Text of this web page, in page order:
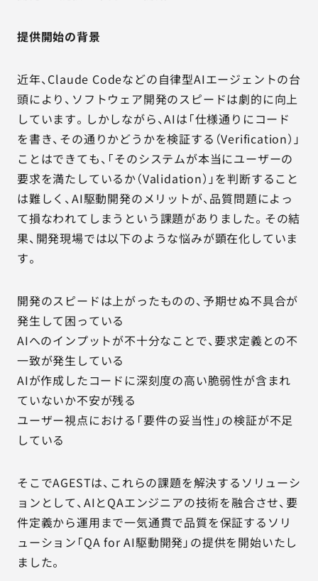
提供開始の背景
近年、Claude Codeなどの自律型AIエージェントの台
頭により、ソフトウェア開発のスピードは劇的に向上
しています。しかしながら、AIは「仕様通りにコード
を書き、その通りかどうかを検証する（Verification）」
ことはできても、「そのシステムが本当にユーザーの
要求を満たしているか（Validation）」を判断すること
は難しく、AI駆動開発のメリットが、品質問題によっ
て損なわれてしまうという課題がありました。その結
果、開発現場では以下のような悩みが顕在化していま
す。
開発のスピードは上がったものの、予期せぬ不具合が
発生して困っている
AIへのインプットが不十分なことで、要求定義との不
一致が発生している
AIが作成したコードに深刻度の高い脆弱性が含まれ
ていないか不安が残る
ユーザー視点における「要件の妥当性」の検証が不足
している
そこでAGESTは、これらの課題を解決するソリューシ
ョンとして、AIとQAエンジニアの技術を融合させ、要
件定義から運用まで一気通貫で品質を保証するソリ
ューション「QA for AI駆動開発」の提供を開始いたし
ました。